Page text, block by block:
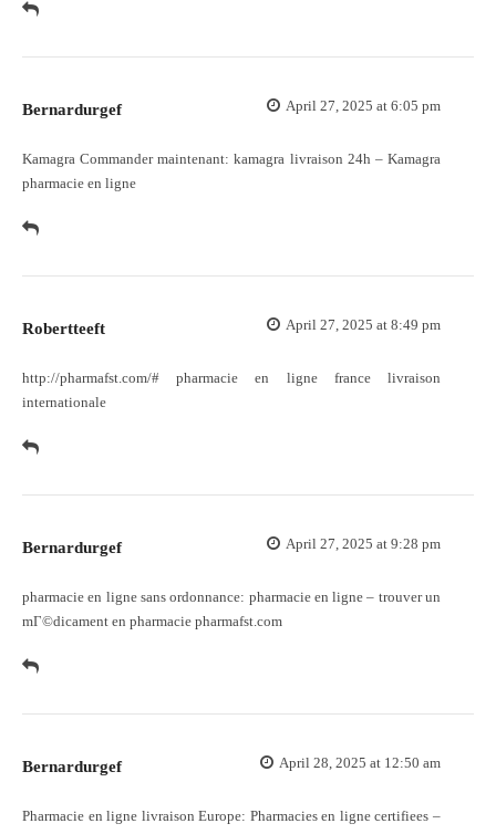
Bernardurgef April 27, 2025 at 6:05 pm
Kamagra Commander maintenant:kamagra livraison 24h – Kamagra
pharmacie en ligne
Robertteeft April 27, 2025 at 8:49 pm
http://pharmafst.com/# pharmacie en ligne france livraison
internationale
Bernardurgef April 27, 2025 at 9:28 pm
pharmacie en ligne sans ordonnance: pharmacie en ligne – trouver un
mГ©dicament en pharmacie pharmafst.com
Bernardurgef April 28, 2025 at 12:50 am
Pharmacie en ligne livraison Europe: Pharmacies en ligne certifiees –